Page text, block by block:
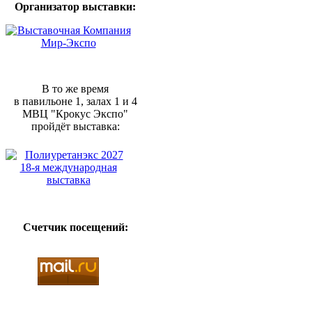
Организатор выставки:
В то же время
в павильоне 1, залах 1 и 4
МВЦ "Крокус Экспо"
пройдёт выставка:
Счетчик посещений: